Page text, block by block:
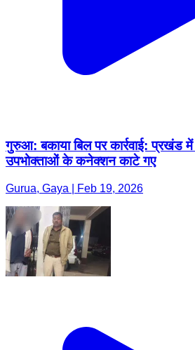
गुरुआ: बकाया बिल पर कार्रवाई: प्रखंड
उपभोक्ताओं के कनेक्शन काटे गए
Gurua, Gaya | Feb 19, 2026